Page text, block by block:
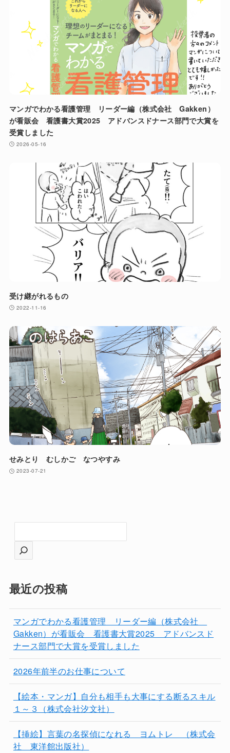
マンガでわかる看護管理 リーダー編（株式会社 Gakken）
が看販会 看護書大賞2025 アドバンスドナース部門で大賞を
受賞しました
2026-05-16
受け継がれるもの
2022-11-16
せみとり むしかご なつやすみ
2023-07-21
索
最近の投稿
マンガでわかる看護管理 リーダー編（株式会社
Gakken）が看販会 看護書大賞2025 アドバンスド
ナース部門で大賞を受賞しました
2026年前半のお仕事について
【絵本・マンガ】自分も相手も大事にする断るスキル
１～３（株式会社汐文社）
【挿絵】言葉の名探偵になれる ヨムトレ （株式会
社 東洋館出版社）